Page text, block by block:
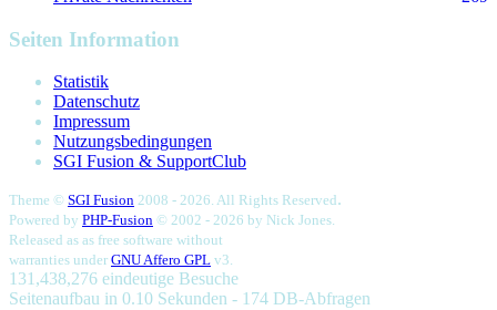
Seiten Information
Statistik
Datenschutz
Impressum
Nutzungsbedingungen
SGI Fusion & SupportClub
Theme © SGI Fusion 2008 - 2026. All Rights Reserved.
Powered by PHP-Fusion © 2002 - 2026 by Nick Jones.
Released as as free software without
warranties under GNU Affero GPL v3.
131,438,276 eindeutige Besuche
Seitenaufbau in 0.10 Sekunden - 174 DB-Abfragen